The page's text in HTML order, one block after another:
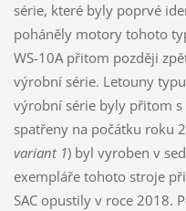
série, které byly poprvé
poháněly motory tohoto
WS-10A přitom později
výrobní série. Letouny typu
výrobní série byly přitom
spatřeny na počátku roku
variant 1) byl vyroben v
exempláře tohoto stroje
SAC opustily v roce 2018.